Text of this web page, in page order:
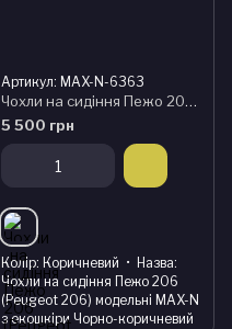
Артикул: MAX-N-6363
Чохли на сидіння Пежо 206 (Peugeot 206) модельні MAX-N з екошкіри Чорно-коричневий
5 500 грн
Колір Коричневий
Назва
Чохли на сидіння Пежо 206
(Peugeot 206) модельні MAX-N
з екошкіри Чорно-коричневий